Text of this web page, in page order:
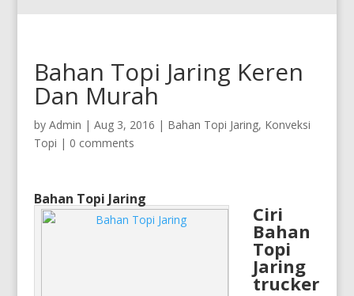
Bahan Topi Jaring Keren
Dan Murah
by Admin | Aug 3, 2016 | Bahan Topi Jaring, Konveksi
Topi | 0 comments
Bahan Topi Jaring
Ciri
Bahan
Topi
Jaring
trucker